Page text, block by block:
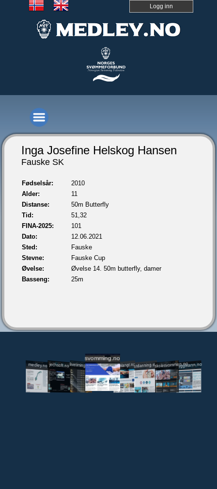
Logg inn
Inga Josefine Helskog Hansen
Fauske SK
Fødselsår:
2010
Alder:
11
Distanse:
50m Butterfly
Tid:
51,32
FINA-2025:
101
Dato:
12.06.2021
Sted:
Fauske
Stevne:
Fauske Cup
Øvelse:
Øvelse 14. 50m butterfly, damer
Basseng:
25m
medley.no jechsoft.nolivetiming.medley.no
svomming.no
svomlangt.noutdanning.svomming.no
skolesvommen.notryggivann.no